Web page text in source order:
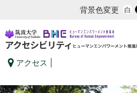
背景色変更 白
アクセス